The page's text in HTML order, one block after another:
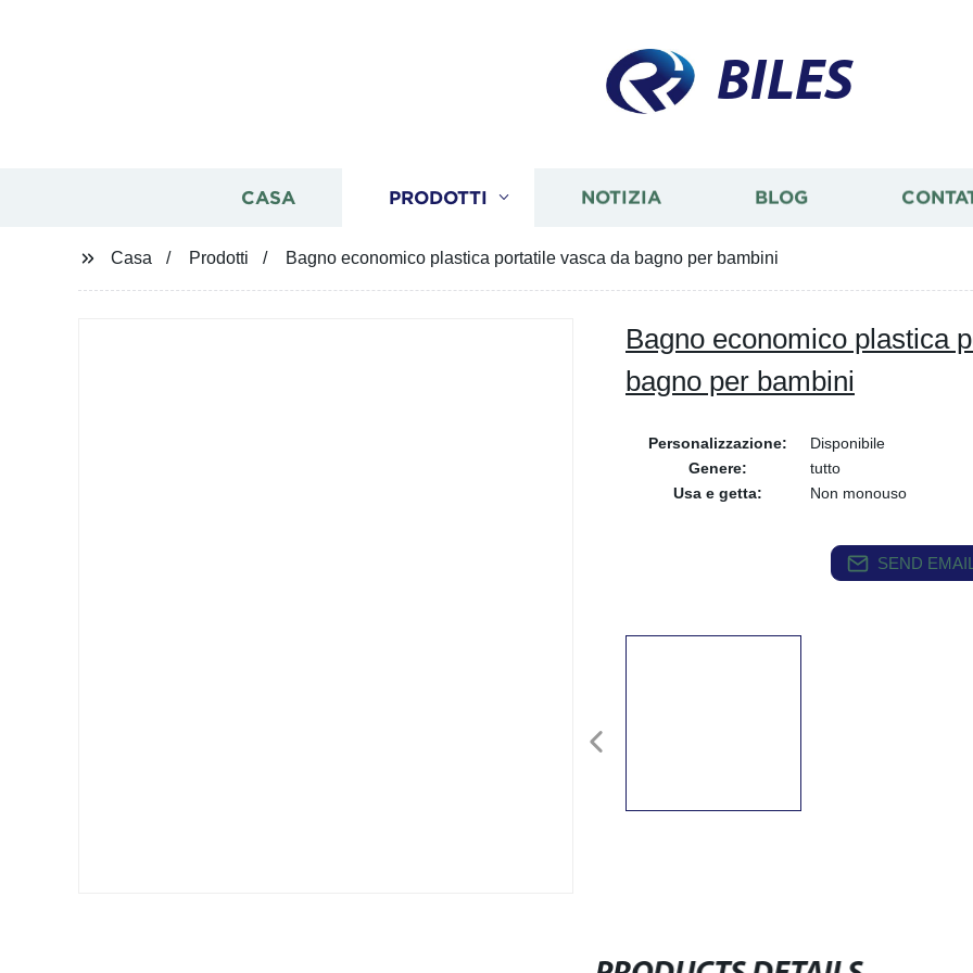
BILES
CASA PRODOTTI NOTIZIA BLOG
Casa Prodotti Bagno economico plastica portatile vasca da bagno per bambini
Bagno economico plastica
bagno per bambini
Personalizzazione:
Disponibile
Genere:
tutto
Usa e getta:
Non monouso
SEND